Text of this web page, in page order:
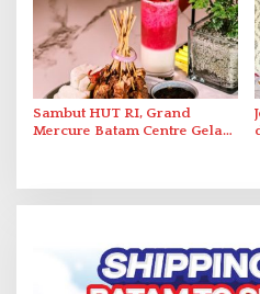
Sambut HUT RI, Grand
Mercure Batam Centre Gelar